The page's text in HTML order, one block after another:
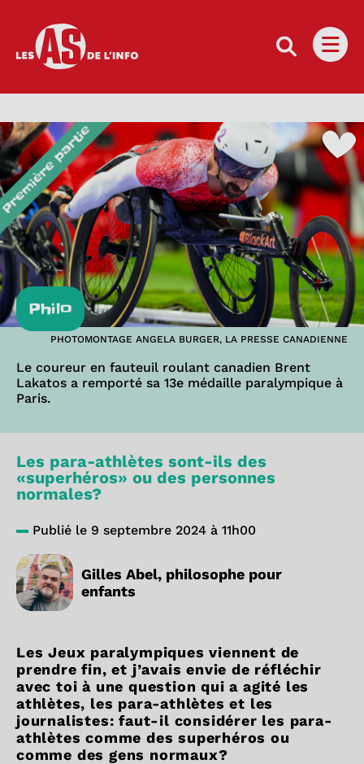
Les as de l'info
Philo
PHOTOMONTAGE ANGELA BURGER, LA PRESSE CANADIENNE
Le coureur en fauteuil roulant canadien Brent
Lakatos a remporté sa 13e médaille paralympique à
Paris.
Les para-athlètes sont-ils des
«superhéros» ou des personnes
normales?
Publié le 9 septembre 2024 à 11h00
Gilles Abel, philosophe pour
enfants
Les Jeux paralympiques viennent de
prendre fin, et j’avais envie de réfléchir
avec toi à une question qui a agité les
athlètes, les para-athlètes et les
journalistes: faut-il considérer les para-
athlètes comme des superhéros ou
comme des gens normaux?